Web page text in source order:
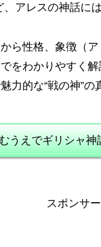
アレスの神話に
ら性格、象徴（
をわかりやすく解
力的な“戦の神”の
うえでギリシャ神
スポンサ